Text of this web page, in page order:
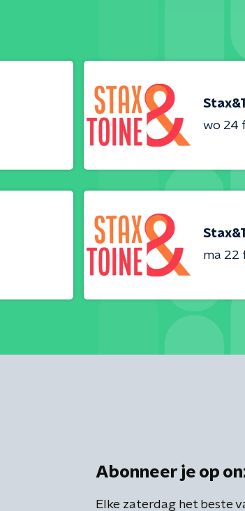
wo 24
ma 22
Abonneer je op
Elke zaterdag het beste